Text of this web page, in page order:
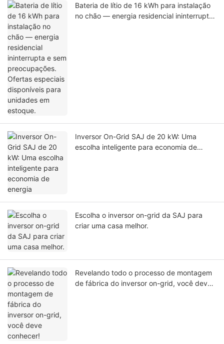
Bateria de lítio de 16 kWh para instalação
no chão — energia residencial ininterrupta
Inversor On-Grid SAJ de 20 kW: Uma
escolha inteligente para economia de
Escolha o inversor on-grid da SAJ para
criar uma casa melhor.
Revelando todo o processo de montagem
de fábrica do inversor on-grid, você deve